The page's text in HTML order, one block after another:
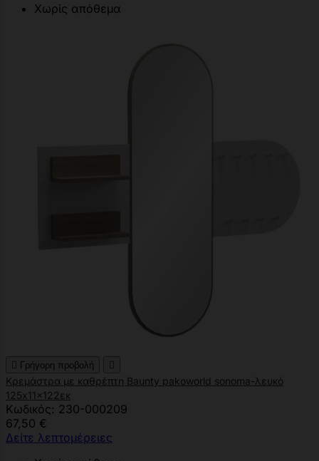
Χωρίς απόθεμα
 Γρήγορη προβολή 
Κρεμάστρα με καθρέπτη Baunty pakoworld sonoma-λευκό
125x11x122εκ
Κωδικός: 230-000209
67,50 €
Δείτε λεπτομέρειες